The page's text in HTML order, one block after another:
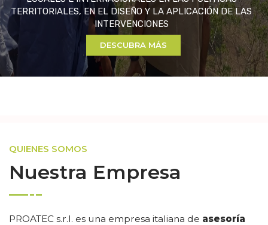
TERRITORIALES, EN EL DISEÑO Y LA APLICACIÓN DE LAS
INTERVENCIONES
DESCUBRA MÁS
QUIENES SOMOS
Nuestra Empresa
PROATEC s.r.l. es una empresa italiana de asesoría